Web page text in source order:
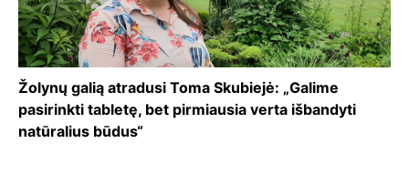
Žolynų galią atradusi Toma Skubiejė: „Galime
pasirinkti tabletę, bet pirmiausia verta išbandyti
natūralius būdus“